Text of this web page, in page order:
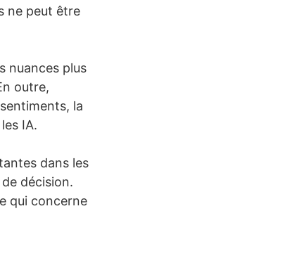
ne peut être
nuances plus
outre,
la
IA.
dans les
décision.
qui concerne